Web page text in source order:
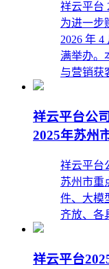
祥云平台
为进一步
2026 年 4
满举办。
与营销获
祥云平台公
2025年苏州
祥云平台
苏州市重
件、大模
齐放、各
祥云平台